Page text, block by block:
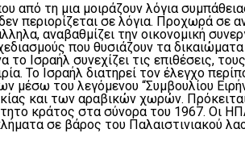
από τη μια μοιράζουν λόγια
περιορίζεται σε λόγια. Προχωρά σε
αναβαθμίζει την οικονομική
που θυσιάζουν τα
Ισραήλ συνεχίζει τις επιθέσεις,
Το Ισραήλ διατηρεί τον έλεγχο
μέσω του λεγόμενου “Συμβουλίου
και των αραβικών χωρών. Πρόκειται
κράτος στα σύνορα του 1967. Οι
σε βάρος του Παλαιστινιακού